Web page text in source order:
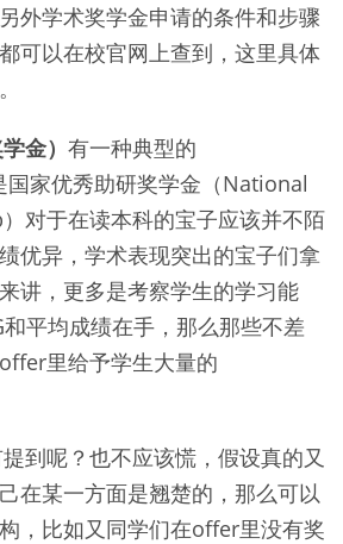
外学术奖学金申请的条件和步骤
可以在校官网上查到，这里具体
金） 有一种典型的
家优秀助研奖学金（National
对于在读本科的宝子应该并不陌
优异，学术表现突出的宝子们拿
讲，更多是考察学生的学习能
平均成绩在手，那么那些不差
里给予学生大量的
到呢？也不应该慌，假设真的又
在某一方面是翘楚的，那么可以
，比如又同学们在offer里没有奖